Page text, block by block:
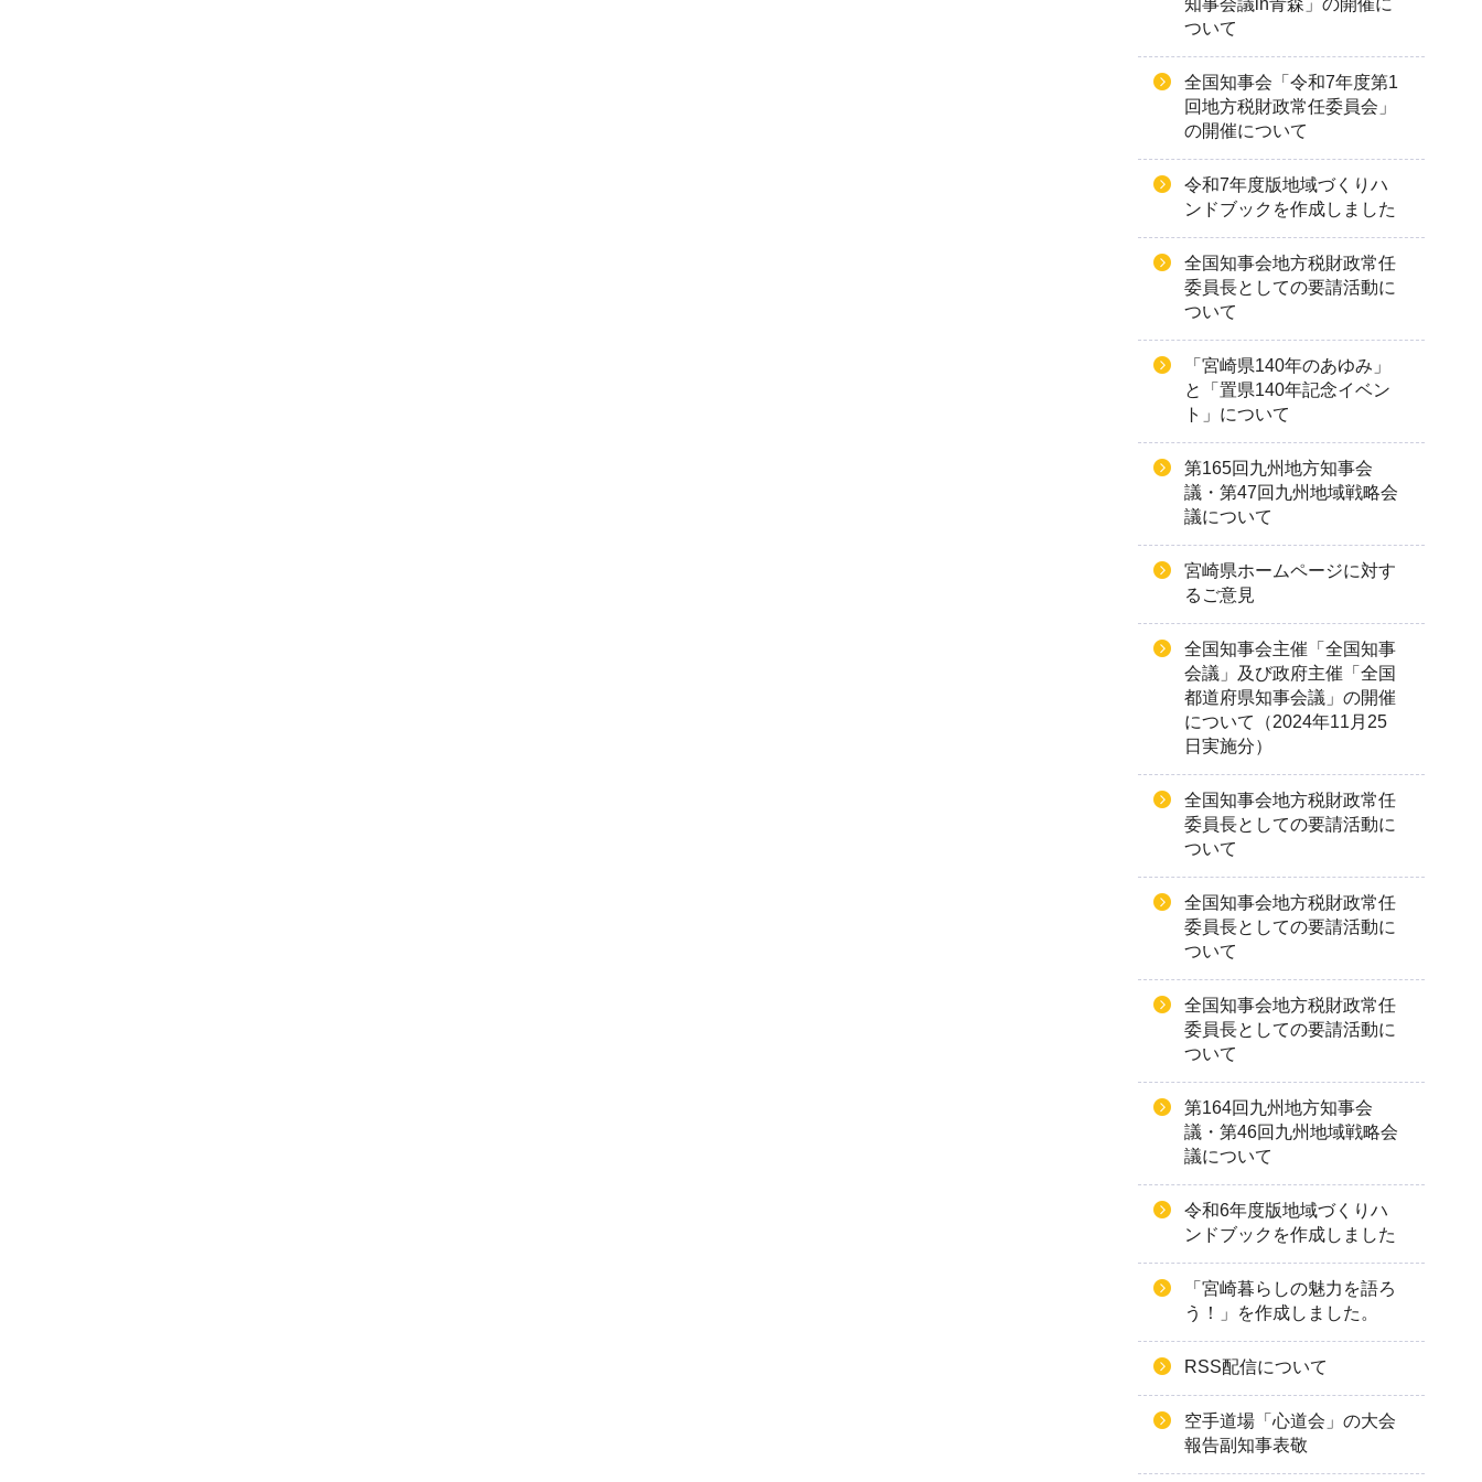
知事会議in青森」の開催に
ついて
全国知事会「令和7年度第1
回地方税財政常任委員会」
の開催について
令和7年度版地域づくりハ
ンドブックを作成しました
全国知事会地方税財政常任
委員長としての要請活動に
ついて
「宮崎県140年のあゆみ」
と「置県140年記念イベン
ト」について
第165回九州地方知事会
議・第47回九州地域戦略会
議について
宮崎県ホームページに対す
るご意見
全国知事会主催「全国知事
会議」及び政府主催「全国
都道府県知事会議」の開催
について（2024年11月25
日実施分）
全国知事会地方税財政常任
委員長としての要請活動に
ついて
全国知事会地方税財政常任
委員長としての要請活動に
ついて
全国知事会地方税財政常任
委員長としての要請活動に
ついて
第164回九州地方知事会
議・第46回九州地域戦略会
議について
令和6年度版地域づくりハ
ンドブックを作成しました
「宮崎暮らしの魅力を語ろ
う！」を作成しました。
RSS配信について
空手道場「心道会」の大会
報告副知事表敬